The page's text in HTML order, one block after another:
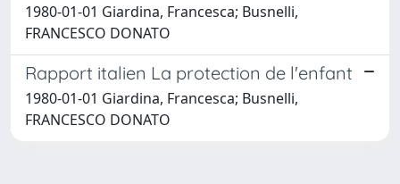
1980-01-01 Giardina, Francesca; Busnelli,
FRANCESCO DONATO
Rapport italien La protection de l'enfant
1980-01-01 Giardina, Francesca; Busnelli,
FRANCESCO DONATO